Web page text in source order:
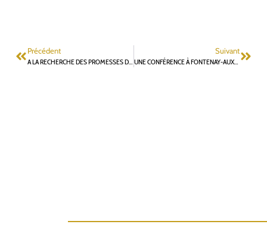
Précédent Suivant
UNE CONFÉRENCE À FONTENAY-AUX-ROSES SUR L’ORIGINE CULTURELLE DE L’APPEL DU 18 JUIN ?